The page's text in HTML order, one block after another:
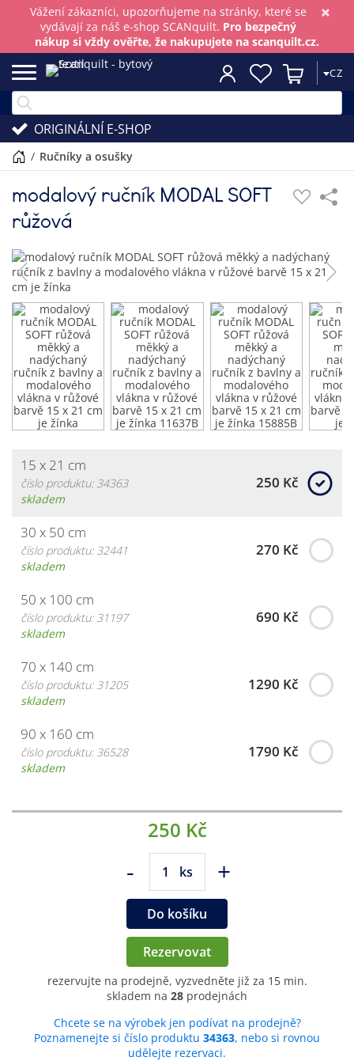
×
Vážení zákazníci, upozorňujeme na stránky, které se
vydávají za náš e-shop SCANquilt. Pro bezpečný
nákup si vždy ověřte, že nakupujete na scanquilt.cz.
CZ
ORIGINÁLNÍ E-SHOP
/ ručníky a osušky
modalový ručník MODAL SOFT
růžová
15 x 21 cm
číslo produktu: 34363
skladem
250 Kč
30 x 50 cm
číslo produktu: 32441
skladem
270 Kč
50 x 100 cm
číslo produktu: 31197
skladem
690 Kč
70 x 140 cm
číslo produktu: 31205
skladem
1290 Kč
90 x 160 cm
číslo produktu: 36528
skladem
1790 Kč
250 Kč
- ks +
Do košíku
Rezervovat
rezervujte na prodejně, vyzvedněte již za 15 min.
skladem na 28 prodejnách
Chcete se na výrobek jen podívat na prodejně?
Poznamenejte si číslo produktu 34363, nebo si rovnou
udělejte rezervaci.